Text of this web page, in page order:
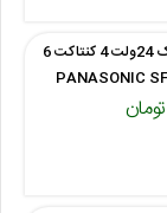
رله شیشه ای کتابی پاناسونیک 24ولت 4 کنتاکت 6